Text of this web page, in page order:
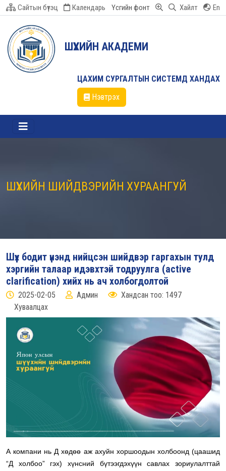
Сайтын бүтэц Календарь Үсгийн фонт Хайлт En
ШҮҮХИЙН АКАДЕМИ
ЦАХИМ СУРГАЛТЫН СИСТЕМД ХАНДАХ
Нэвтрэх
ШҮҮХИЙН ШИЙДВЭРИЙН ХУРААНГУЙ
Шүүх бодит үнэнд нийцсэн шийдвэр гаргахын тулд
хэргийн талаар идэвхтэй тодруулга (active
clarification) хийх нь ач холбогдолтой
2025-02-05 Админ
Хандсан тоо: 1497
Хуваалцах
А компани нь Д хөдөө аж ахуйн хоршоодын холбоонд (цаашид
“Д холбоо” гэх) хүнсний бүтээгдэхүүн савлах зориулалттай